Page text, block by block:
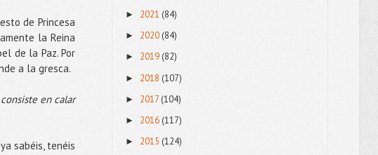
de Princesa
la Reina
de la Paz. Por
a la gresca.
en calar
sabéis, tenéis
► 2021 (84)
► 2020(84)
► 2019(82)
► 2018 (107)
► 2017 (104)
► 2016(117)
► 2015 (124)